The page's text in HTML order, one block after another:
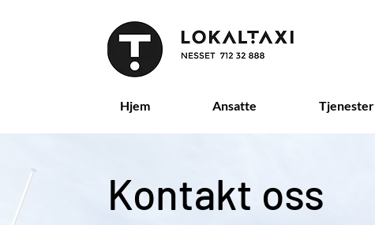
Hjem Ansatte Tjenester
Kontakt oss